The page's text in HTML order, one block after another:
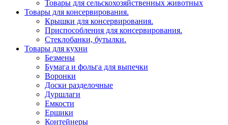
Товары для сельскохозяйственных животных
Товары для консервирования.
Крышки для консервирования.
Приспособления для консервирования.
Стеклобанки, бутылки.
Товары для кухни
Безмены
Бумага и фольга для выпечки
Воронки
Доски разделочные
Дуршлаги
Емкости
Ершики
Контейнеры